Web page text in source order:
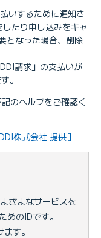
いするために通知さ
たり申し込みをキャ
となった場合、削除
請求」の支払いが
。
のヘルプをご確認く
株式会社 提供］
ざまなサービスを
めのIDです。
す。